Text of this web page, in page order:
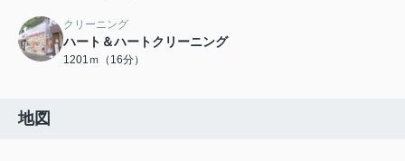
クリーニング
ハート＆ハートクリーニング
1201ｍ（16分）
地図